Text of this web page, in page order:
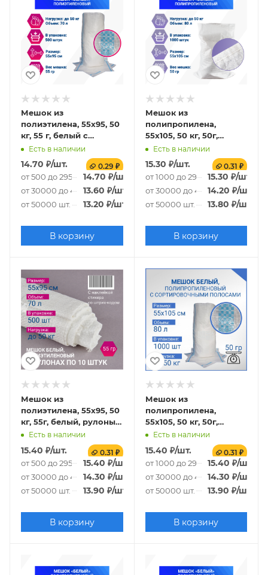
Мешок из
полиэтилена, 55x95, 50
кг, 55 г, белый с
сортировочными
полосами
Есть в наличии
14.70 ₽/шт. 0.29 ₽
от 500 до 29500 шт.
14.70 ₽/шт.
от 30000 до 49500 шт.
13.60 ₽/шт.
от 50000 шт. 13.20 ₽/шт.
В корзину
Мешок из
полипропилена,
55x105, 50 кг, 50г,
белый
Есть в наличии
15.30 ₽/шт. 0.31 ₽
от 1000 до 29000 шт.
15.30 ₽/шт.
от 30000 до 49000 шт.
14.20 ₽/шт.
от 50000 шт. 13.80 ₽/шт.
В корзину
Мешок из
полиэтилена, 55x95, 50
кг, 55г, белый, рулоны
по 10 шт. со стикером
Есть в наличии
15.40 ₽/шт. 0.31 ₽
от 500 до 29500 шт.
15.40 ₽/шт.
от 30000 до 49500 шт.
14.30 ₽/шт.
от 50000 шт. 13.90 ₽/шт.
В корзину
Мешок из
полипропилена,
55x105, 50 кг, 50г,
белый с
сортировочными
полосами
Есть в наличии
15.40 ₽/шт. 0.31 ₽
от 1000 до 29000 шт.
15.40 ₽/шт.
от 30000 до 49000 шт.
14.30 ₽/шт.
от 50000 шт. 13.90 ₽/шт.
В корзину